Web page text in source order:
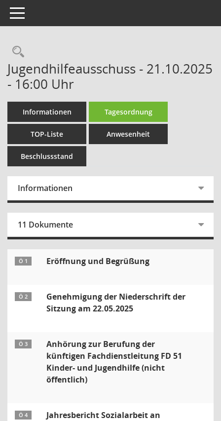
Toggle navigation
Rechercheauswahl
Jugendhilfeausschuss - 21.10.2025
- 16:00 Uhr
Informationen Tagesordnung
TOP-Liste Anwesenheit
Beschlussstand
Informationen
11 Dokumente
Ö 1 Eröffnung und Begrüßung
Ö 2
Genehmigung der Niederschrift der
Sitzung am 22.05.2025
Ö 3
Anhörung zur Berufung der
künftigen Fachdienstleitung FD 51
Kinder- und Jugendhilfe (nicht
öffentlich)
Ö 4
Jahresbericht Sozialarbeit an